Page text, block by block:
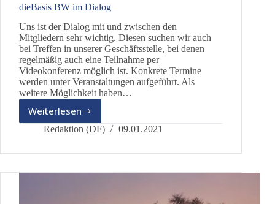
dieBasis BW im Dialog
Uns ist der Dialog mit und zwischen den
Mitgliedern sehr wichtig. Diesen suchen wir auch
bei Treffen in unserer Geschäftsstelle, bei denen
regelmäßig auch eine Teilnahme per
Videokonferenz möglich ist. Konkrete Termine
werden unter Veranstaltungen aufgeführt. Als
weitere Möglichkeit haben…
Weiterlesen
dieBasis
BW
Dialog
Redaktion (DF) 09.01.2021